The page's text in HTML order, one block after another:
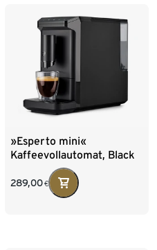
»Esperto mini«
Kaffeevollautomat, Black
289,00€